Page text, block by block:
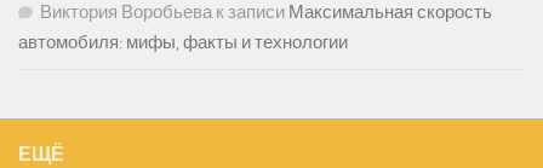
Виктория Воробьевак записи Максимальная скорость
автомобиля: мифы, факты и технологии
ЕЩЁ